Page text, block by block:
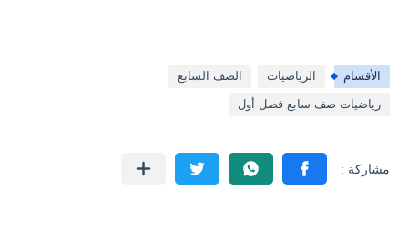
الأقسام الرياضيات الصف السابع
رياضيات صف سابع فصل أول